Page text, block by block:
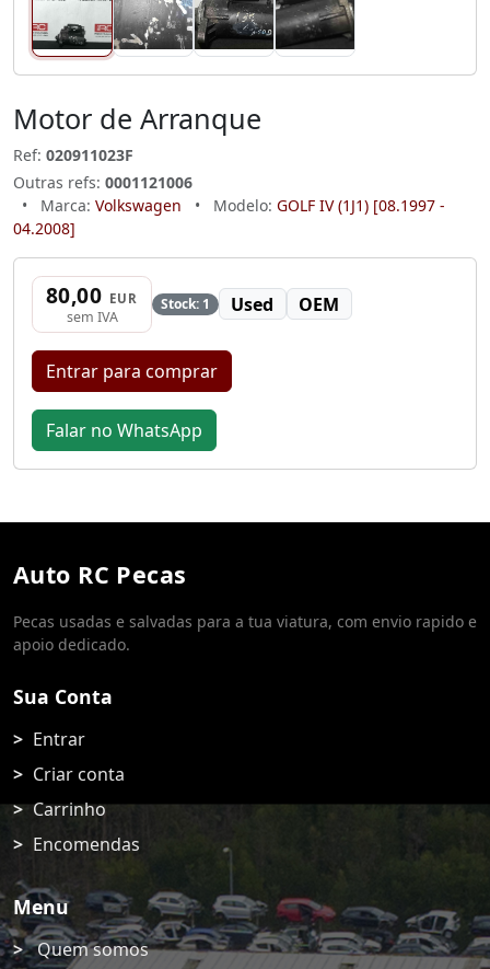
Motor de Arranque
Ref: 020911023F
Outras refs: 0001121006
•
Marca: Volkswagen • Modelo: GOLF IV (1J1) [08.1997 -
04.2008]
80,00 EUR
sem IVA
Stock: 1 Used OEM
Entrar para comprar
Falar no WhatsApp
Auto RC Pecas
Pecas usadas e salvadas para a tua viatura, com envio rapido e
apoio dedicado.
Sua Conta
Entrar
Criar conta
Carrinho
Encomendas
Menu
Quem somos